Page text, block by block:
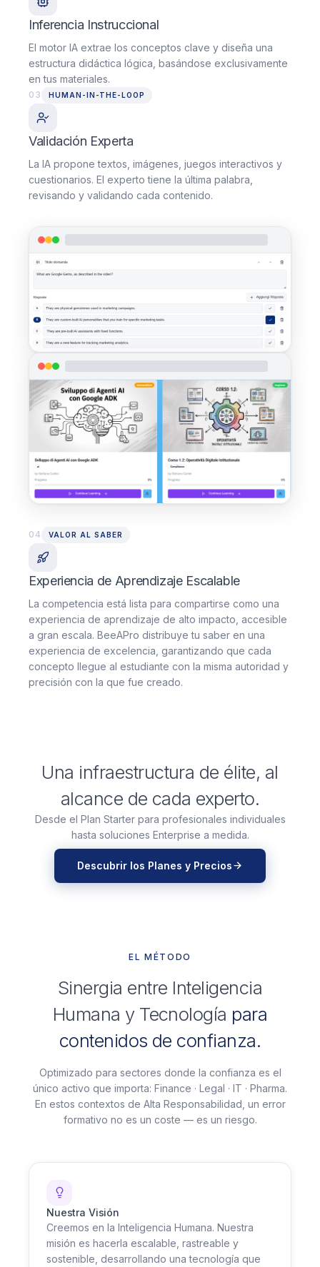
Inferencia Instruccional
El motor IA extrae los conceptos clave y diseña una
estructura didáctica lógica, basándose exclusivamente
en tus materiales.
03 HUMAN-IN-THE-LOOP
Validación Experta
La IA propone textos, imágenes, juegos interactivos y
cuestionarios. El experto tiene la última palabra,
revisando y validando cada contenido.
04 VALOR AL SABER
Experiencia de Aprendizaje Escalable
La competencia está lista para compartirse como una
experiencia de aprendizaje de alto impacto, accesible
a gran escala. BeeAPro distribuye tu saber en una
experiencia de excelencia, garantizando que cada
concepto llegue al estudiante con la misma autoridad y
precisión con la que fue creado.
Una infraestructura de élite, al
alcance de cada experto.
Desde el Plan Starter para profesionales individuales
hasta soluciones Enterprise a medida.
Descubrir los Planes y Precios
EL MÉTODO
Sinergia entre Inteligencia
Humana y Tecnología para
contenidos de confianza.
Optimizado para sectores donde la confianza es el
único activo que importa: Finance · Legal · IT · Pharma.
En estos contextos de Alta Responsabilidad, un error
formativo no es un coste — es un riesgo.
Nuestra Visión
Creemos en la Inteligencia Humana. Nuestra
misión es hacerla escalable, rastreable y
sostenible, desarrollando una tecnología que